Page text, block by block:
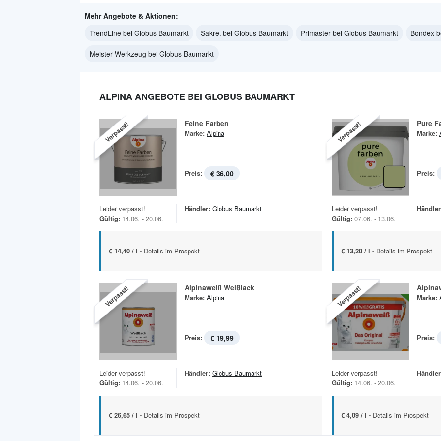
Mehr Angebote & Aktionen:
TrendLine bei Globus Baumarkt
Sakret bei Globus Baumarkt Primaster bei Globus Baumarkt Bondex
Meister Werkzeug bei Globus Baumarkt
ALPINA ANGEBOTE BEI GLOBUS BAUMARKT
Verpasst! Feine Farben
Marke: Alpina
Preis: € 36,00
Leider verpasst!
Gültig: 14.06. - 20.06.
Händler: Globus Baumarkt
€ 14,40 / l - Details im Prospekt
Verpasst! Pure
Marke:
Preis:
Leider verpasst!
Gültig: 07.06. - 13.06.
€ 13,20 / l - Details im Prospekt
Verpasst! Alpinaweiß Weißlack
Marke: Alpina
Preis: € 19,99
Leider verpasst!
Gültig: 14.06. - 20.06.
Händler: Globus Baumarkt
€ 26,65 / l - Details im Prospekt
Verpasst! Marke:
Preis:
Leider verpasst!
Gültig: 14.06. - 20.06.
€ 4,09 / l - Details im Prospekt